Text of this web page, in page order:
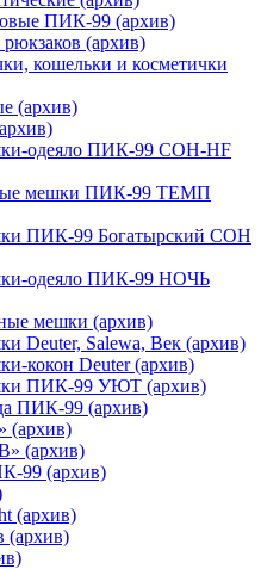
ПИК-99 (архив)
(архив)
кошельки и косметички
(архив)
одеяло ПИК-99 СОН-HF
мешки ПИК-99 ТЕМП
ПИК-99 Богатырский СОН
одеяло ПИК-99 НОЧЬ
мешки (архив)
Deuter, Salewa, Век (архив)
кокон Deuter (архив)
ПИК-99 УЮТ (архив)
ПИК-99 (архив)
(архив)
(архив)
99 (архив)
(архив)
(архив)